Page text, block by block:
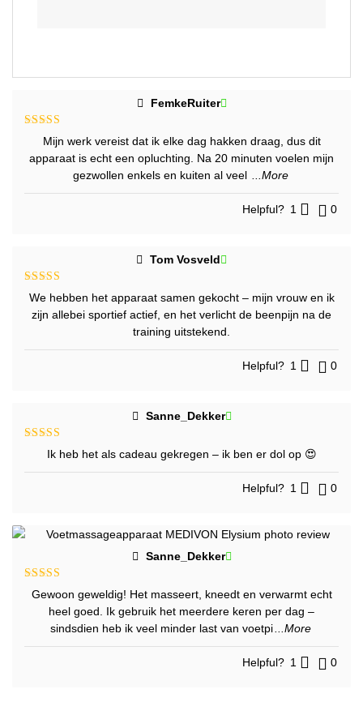
FemkeRuiter
Gewaardeerd
uit 5
Mijn werk vereist dat ik elke dag hakken draag, dus dit
apparaat is echt een opluchting. Na 20 minuten voelen mijn
gezwollen enkels en kuiten al veel
...More
Helpful? 1 0
Tom Vosveld
Gewaardeerd
uit 5
We hebben het apparaat samen gekocht – mijn vrouw en ik
zijn allebei sportief actief, en het verlicht de beenpijn na de
training uitstekend.
Helpful? 1 0
Sanne_Dekker
Gewaardeerd
uit 5
Ik heb het als cadeau gekregen – ik ben er dol op 😍
Helpful? 1 0
Sanne_Dekker
Gewaardeerd
uit 5
Gewoon geweldig! Het masseert, kneedt en verwarmt echt
heel goed. Ik gebruik het meerdere keren per dag –
sindsdien heb ik veel minder last van voetpi
...More
Helpful? 1 0